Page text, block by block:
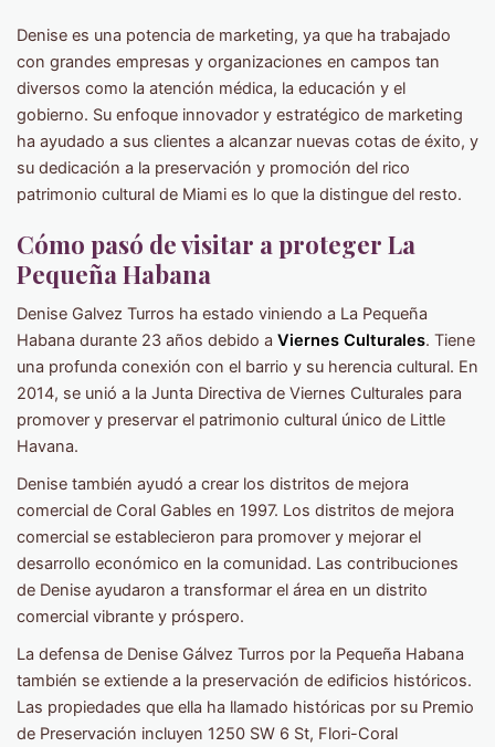
Denise es una potencia de marketing, ya que ha trabajado
con grandes empresas y organizaciones en campos tan
diversos como la atención médica, la educación y el
gobierno. Su enfoque innovador y estratégico de marketing
ha ayudado a sus clientes a alcanzar nuevas cotas de éxito, y
su dedicación a la preservación y promoción del rico
patrimonio cultural de Miami es lo que la distingue del resto.
Cómo pasó de visitar a proteger La
Pequeña Habana
Denise Galvez Turros ha estado viniendo a La Pequeña
Habana durante 23 años debido a Viernes Culturales. Tiene
una profunda conexión con el barrio y su herencia cultural. En
2014, se unió a la Junta Directiva de Viernes Culturales para
promover y preservar el patrimonio cultural único de Little
Havana.
Denise también ayudó a crear los distritos de mejora
comercial de Coral Gables en 1997. Los distritos de mejora
comercial se establecieron para promover y mejorar el
desarrollo económico en la comunidad. Las contribuciones
de Denise ayudaron a transformar el área en un distrito
comercial vibrante y próspero.
La defensa de Denise Gálvez Turros por la Pequeña Habana
también se extiende a la preservación de edificios históricos.
Las propiedades que ella ha llamado históricas por su Premio
de Preservación incluyen 1250 SW 6 St, Flori-Coral